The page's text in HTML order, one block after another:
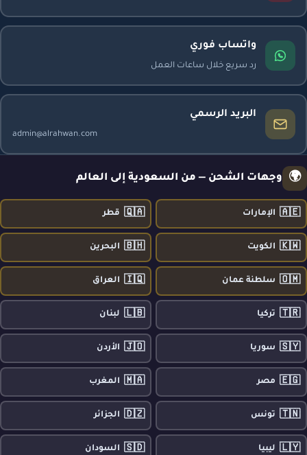
واتساب فوري
رد سريع خلال ساعات العمل
البريد الرسمي
admin@alrahwan.com
🌍 وجهات الشحن — من السعودية إلى العالم
🇦🇪 الإمارات 🇶🇦 قطر
🇰🇼 الكويت 🇧🇭 البحرين
🇴🇲 سلطنة عمان 🇮🇶 العراق
🇹🇷 تركيا 🇱🇧 لبنان
🇸🇾 سوريا 🇯🇴 الأردن
🇪🇬 مصر 🇲🇦 المغرب
🇹🇳 تونس 🇩🇿 الجزائر
🇱🇾 ليبيا 🇸🇩 السودان